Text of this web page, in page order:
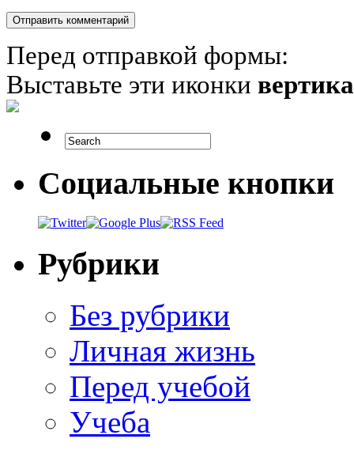
Перед отправкой формы:
Выставьте эти иконки
Социальные кнопки
Рубрики
Без рубрики
Личная жизнь
Перед учебой
Учеба